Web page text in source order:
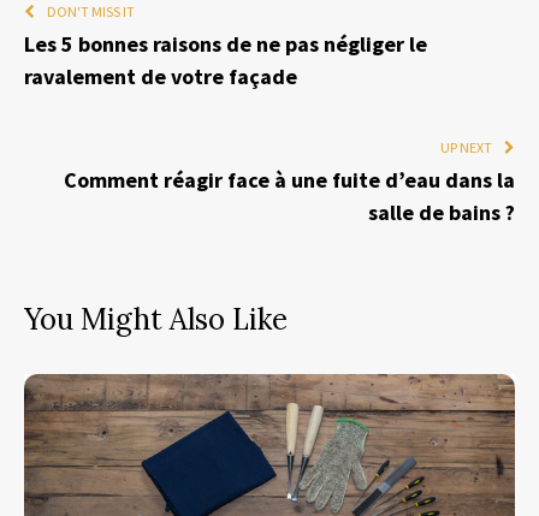
DON'T MISS IT
Les 5 bonnes raisons de ne pas négliger le
ravalement de votre façade
UP NEXT
Comment réagir face à une fuite d’eau dans la
salle de bains ?
You Might Also Like